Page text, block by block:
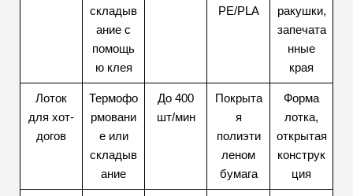
складыв
ание с
помощь
ю клея
PE/PLA
ракушки,
запечата
нные
края
Лоток
для хот-
догов
Термофо
рмовани
е или
складыв
ание
До 400
шт/мин
Покрыта
я
полиэти
леном
бумага
Форма
лотка,
открытая
конструк
ция